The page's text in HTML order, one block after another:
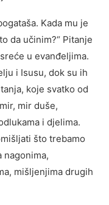
Kada mu je
da učinim?“ Pitanje
u evanđeljima.
i Isusu, dok su ih
koje svatko od
mir duše,
i djelima.
što trebamo
nagonima,
mišljenjima drugih